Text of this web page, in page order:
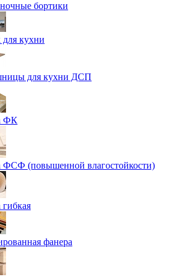
бортики
кухни
для кухни ДСП
ФК
ФСФ (повышенной влагостойкости)
фанера